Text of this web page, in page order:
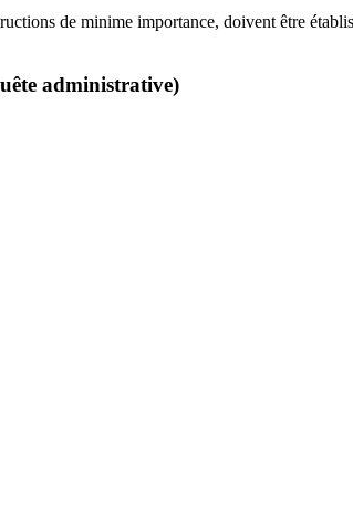
de minime importance, doivent être
administrative)